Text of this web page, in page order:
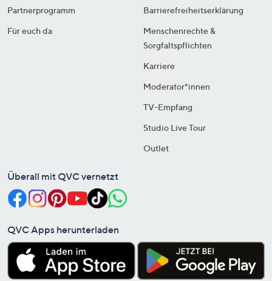
Partnerprogramm
Für euch da
Barrierefreiheitserklärung
Menschenrechte &
Sorgfaltspflichten
Karriere
Moderator*innen
TV-Empfang
Studio Live Tour
Outlet
Überall mit QVC vernetzt
QVC Apps herunterladen